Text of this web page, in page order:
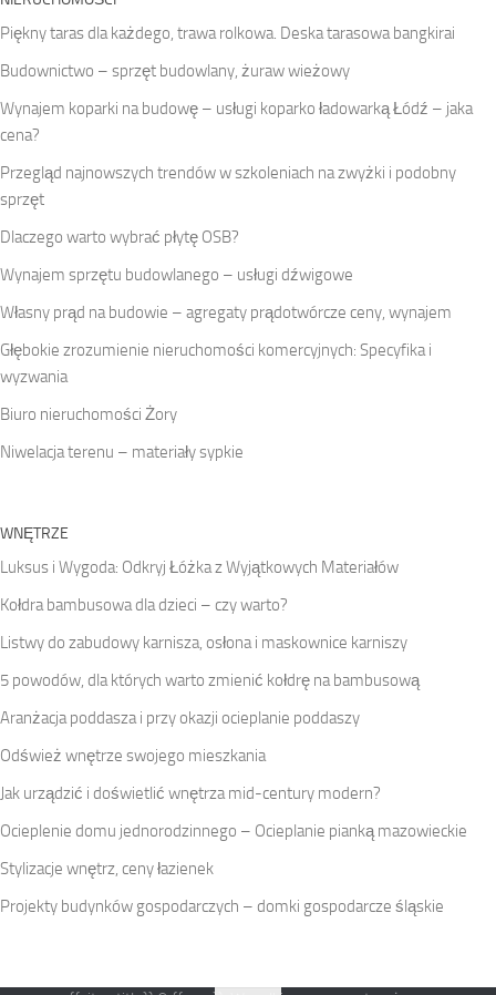
Piękny taras dla każdego, trawa rolkowa. Deska tarasowa bangkirai
Budownictwo – sprzęt budowlany, żuraw wieżowy
Wynajem koparki na budowę – usługi koparko ładowarką Łódź – jaka
cena?
Przegląd najnowszych trendów w szkoleniach na zwyżki i podobny
sprzęt
Dlaczego warto wybrać płytę OSB?
Wynajem sprzętu budowlanego – usługi dźwigowe
Własny prąd na budowie – agregaty prądotwórcze ceny, wynajem
Głębokie zrozumienie nieruchomości komercyjnych: Specyfika i
wyzwania
Biuro nieruchomości Żory
Niwelacja terenu – materiały sypkie
WNĘTRZE
Luksus i Wygoda: Odkryj Łóżka z Wyjątkowych Materiałów
Kołdra bambusowa dla dzieci – czy warto?
Listwy do zabudowy karnisza, osłona i maskownice karniszy
5 powodów, dla których warto zmienić kołdrę na bambusową
Aranżacja poddasza i przy okazji ocieplanie poddaszy
Odśwież wnętrze swojego mieszkania
Jak urządzić i doświetlić wnętrza mid-century modern?
Ocieplenie domu jednorodzinnego – Ocieplanie pianką mazowieckie
Stylizacje wnętrz, ceny łazienek
Projekty budynków gospodarczych – domki gospodarcze śląskie